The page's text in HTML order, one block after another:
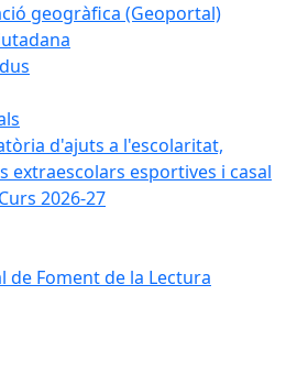
geogràfica (Geoportal)
d'ajuts a l'escolaritat,
extraescolars esportives i casal
2026-27
de Foment de la Lectura